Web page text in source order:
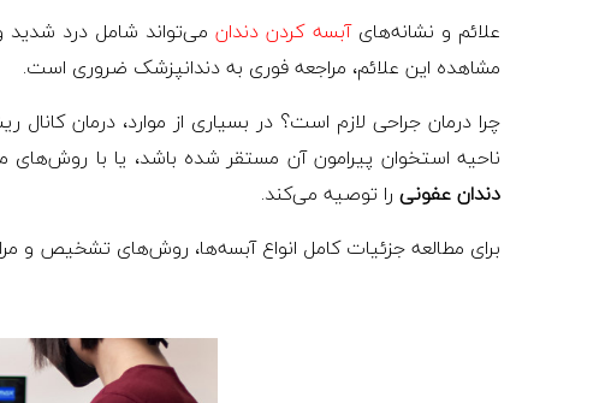
علائم و نشانه‌هایآبسه کردن دندانمی‌تواند شامل درد شدید
مشاهده این علائم، مراجعه فوری به دندانپزشک ضروری است.
چرا درمان جراحی لازم است؟ در بسیاری از موارد، درمان
ناحیه استخوان پیرامون آن مستقر شده باشد، یا با
دندان عفونی را توصیه می‌کند.
برای مطالعه جزئیات کامل انواع آبسه‌ها، روش‌های تشخیص و